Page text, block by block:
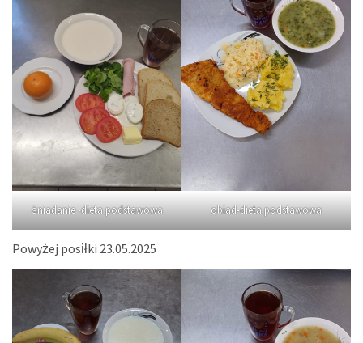
śniadanie -dieta podstawowa obiad-dieta podstawowa
Powyżej posiłki 23.05.2025